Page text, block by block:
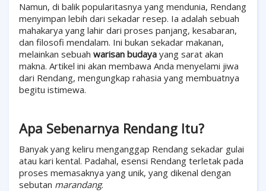
Namun, di balik popularitasnya yang mendunia, Rendang
menyimpan lebih dari sekadar resep. Ia adalah sebuah
mahakarya yang lahir dari proses panjang, kesabaran,
dan filosofi mendalam. Ini bukan sekadar makanan,
melainkan sebuah warisan budaya yang sarat akan
makna. Artikel ini akan membawa Anda menyelami jiwa
dari Rendang, mengungkap rahasia yang membuatnya
begitu istimewa.
Apa Sebenarnya Rendang Itu?
Banyak yang keliru menganggap Rendang sekadar gulai
atau kari kental. Padahal, esensi Rendang terletak pada
proses memasaknya yang unik, yang dikenal dengan
sebutan marandang.